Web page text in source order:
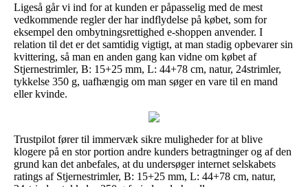
Ligeså går vi ind for at kunden er påpasselig med de mest
vedkommende regler der har indflydelse på købet, som for
eksempel den ombytningsrettighed e-shoppen anvender. I
relation til det er det samtidig vigtigt, at man stadig opbevarer sin
kvittering, så man en anden gang kan vidne om købet af
Stjernestrimler, B: 15+25 mm, L: 44+78 cm, natur, 24strimler,
tykkelse 350 g, uafhængig om man søger en vare til en mand
eller kvinde.
Trustpilot fører til immervæk sikre muligheder for at blive
klogere på en stor portion andre kunders betragtninger og af den
grund kan det anbefales, at du undersøger internet selskabets
ratings af Stjernestrimler, B: 15+25 mm, L: 44+78 cm, natur,